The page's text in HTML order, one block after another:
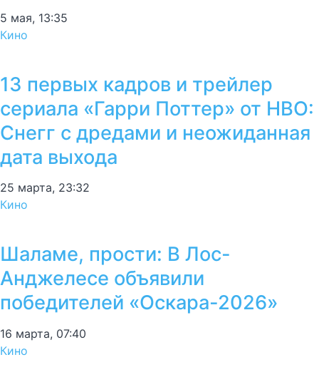
5 мая, 13:35
Кино
13 первых кадров и трейлер
сериала «Гарри Поттер» от HBO:
Снегг с дредами и неожиданная
дата выхода
25 марта, 23:32
Кино
Шаламе, прости: В Лос-
Анджелесе объявили
победителей «Оскара-2026»
16 марта, 07:40
Кино